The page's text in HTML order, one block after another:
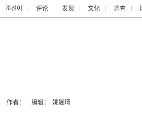
조선어 评论 发现 文化 调查
作者： 编辑： 姚晟琦